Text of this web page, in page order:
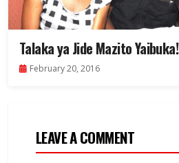
Talaka ya Jide Mazito Yaibuka!
February 20, 2016
LEAVE A COMMENT